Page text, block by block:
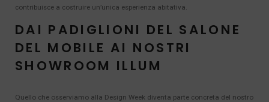
contribuisce a costruire un’unica esperienza abitativa.
DAI PADIGLIONI DEL SALONE
DEL MOBILE AI NOSTRI
SHOWROOM ILLUM
Quello che osserviamo alla Design Week diventa parte concreta del nostro